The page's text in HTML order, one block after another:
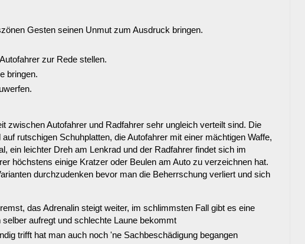
Gesten seinen Unmut zum Ausdruck bringen.
zur Rede stellen.
bringen.
zwischen Autofahrer und Radfahrer sehr ungleich verteilt sind. Die
rutschigen Schuhplatten, die Autofahrer mit einer mächtigen Waffe,
ein leichter Dreh am Lenkrad und der Radfahrer findet sich im
höchstens einige Kratzer oder Beulen am Auto zu verzeichnen hat.
durchzudenken bevor man die Beherrschung verliert und sich
das Adrenalin steigt weiter, im schlimmsten Fall gibt es eine
aufregt und schlechte Laune bekommt
trifft hat man auch noch 'ne Sachbeschädigung begangen